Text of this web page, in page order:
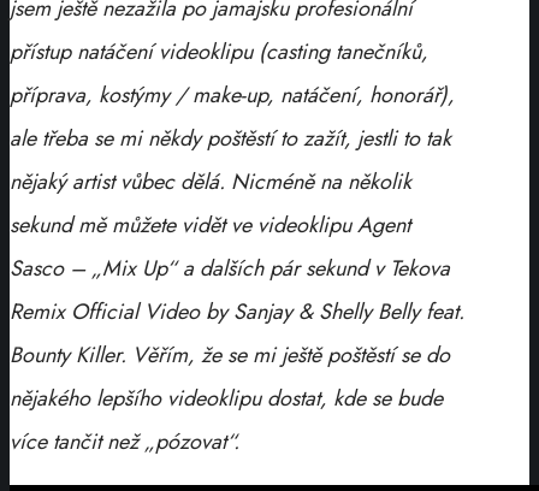
jsem ještě nezažila po jamajsku profesionální
přístup natáčení videoklipu (casting tanečníků,
příprava, kostýmy / make-up, natáčení, honorář),
ale třeba se mi někdy poštěstí to zažít, jestli to tak
nějaký artist vůbec dělá. Nicméně na několik
sekund mě můžete vidět ve videoklipu Agent
Sasco – „Mix Up“ a dalších pár sekund v Tekova
Remix Official Video by Sanjay & Shelly Belly feat.
Bounty Killer. Věřím, že se mi ještě poštěstí se do
nějakého lepšího videoklipu dostat, kde se bude
více tančit než „pózovat“.